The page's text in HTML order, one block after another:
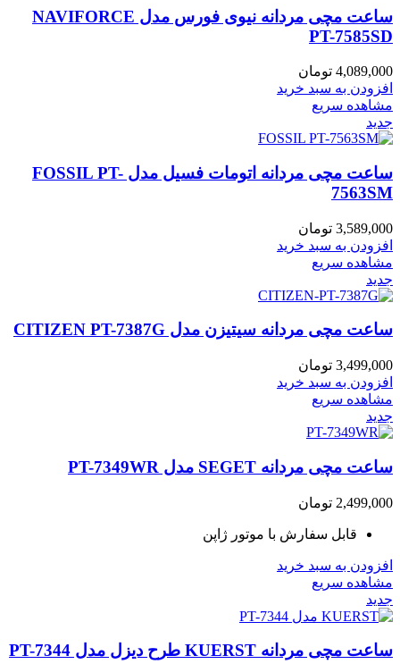
ساعت مچی مردانه نیوی فورس مدل NAVIFORCE
PT-7585SD
4,089,000 تومان
افزودن به سبد خرید
مشاهده سریع
جدید
ساعت مچی مردانه اتومات فسیل مدل FOSSIL PT-
7563SM
3,589,000 تومان
افزودن به سبد خرید
مشاهده سریع
جدید
ساعت مچی مردانه سیتیزن مدل CITIZEN PT-7387G
3,499,000 تومان
افزودن به سبد خرید
مشاهده سریع
جدید
ساعت مچی مردانه SEGET مدل PT-7349WR
2,499,000 تومان
قابل سفارش با موتور ژاپن
افزودن به سبد خرید
مشاهده سریع
جدید
ساعت مچی مردانه KUERST طرح دیزل مدل PT-7344